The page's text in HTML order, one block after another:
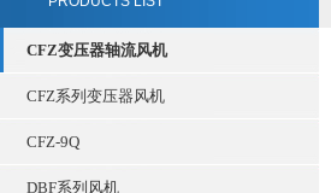
CFZ变压器轴流风机
CFZ系列变压器风机
CFZ-9Q
DBF系列风机